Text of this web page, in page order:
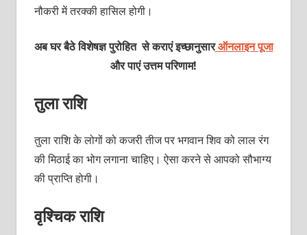
नौकरी में तरक्की हासिल होगी।
अब घर बैठे विशेषज्ञ पुरोहित से कराएं इच्छानुसारऑनलाइन पूजा
और पाएं उत्तम परिणाम!
तुला राशि
तुला राशि के लोगों को कजरी तीज पर भगवान शिव को लाल रंग
की मिठाई का भोग लगाना चाहिए। ऐसा करने से आपको सौभाग्य
की प्राप्ति होगी।
वृश्चिक राशि